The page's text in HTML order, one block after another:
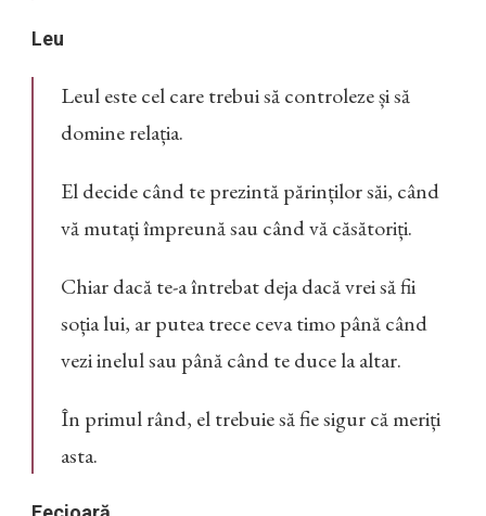
Leu
Leul este cel care trebui să controleze și să
domine relația.
El decide când te prezintă părinților săi, când
vă mutați împreună sau când vă căsătoriți.
Chiar dacă te-a întrebat deja dacă vrei să fii
soția lui, ar putea trece ceva timo până când
vezi inelul sau până când te duce la altar.
În primul rând, el trebuie să fie sigur că meriți
asta.